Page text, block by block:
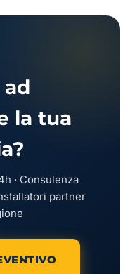
la tua
· Consulenza
partner